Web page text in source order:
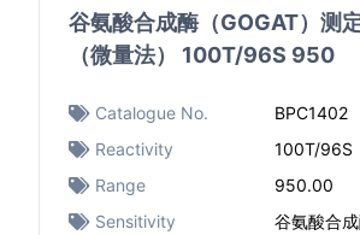
谷氨酸合成酶（GOGAT）测
（微量法） 100T/96S 950
Catalogue No.
BPC1402
Reactivity
100T/96S
Range
950.00
Sensitivity
谷氨酸合